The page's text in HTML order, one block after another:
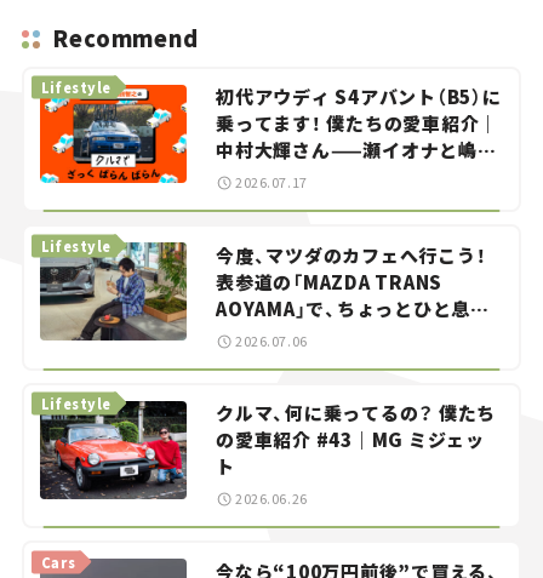
Recommend
初代アウディ S4アバント（B5）に
乗ってます！ 僕たちの愛車紹介｜
中村大輝さん——瀬イオナと嶋田
智之の「クルマでざっくばらんば
Lifestyle
2026.07.17
今度、マツダのカフェへ行こう！
表参道の「MAZDA TRANS
AOYAMA」で、ちょっとひと息。
——連載｜CCGとクルマでどうす
Lifestyle
2026.07.06
クルマ、何に乗ってるの？ 僕たち
の愛車紹介 #43｜MG ミジェッ
ト
Lifestyle
2026.06.26
今なら“100万円前後”で買える、
Cars